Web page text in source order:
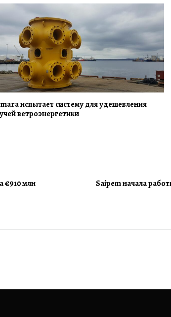
испытает систему для удешевления
ветроэнергетики
€910 млн
Saipem начала